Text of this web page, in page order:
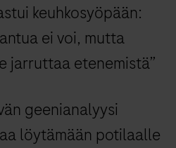
keuhkosyöpään:
ei voi, mutta
jarruttaa etenemistä”
geenianalyysi
löytämään potilaalle